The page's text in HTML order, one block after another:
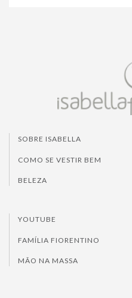
SOBRE ISABELLA
COMO SE VESTIR BEM
BELEZA
YOUTUBE
FAMÍLIA FIORENTINO
MÃO NA MASSA